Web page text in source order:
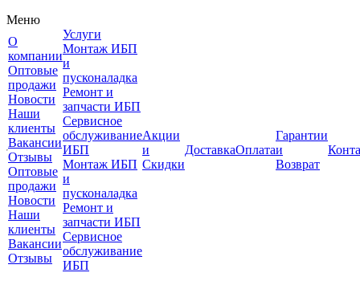
Меню
О
компании
Оптовые
продажи
Новости
Наши
клиенты
Вакансии
Отзывы
Оптовые
продажи
Новости
Наши
клиенты
Вакансии
Отзывы
Услуги
Монтаж ИБП
и
пусконаладка
Ремонт и
запчасти ИБП
Сервисное
обслуживание
ИБП
Монтаж ИБП
и
пусконаладка
Ремонт и
запчасти ИБП
Сервисное
обслуживание
ИБП
Акции
и
Скидки
ДоставкаОплата
Гарантии
и
Возврат